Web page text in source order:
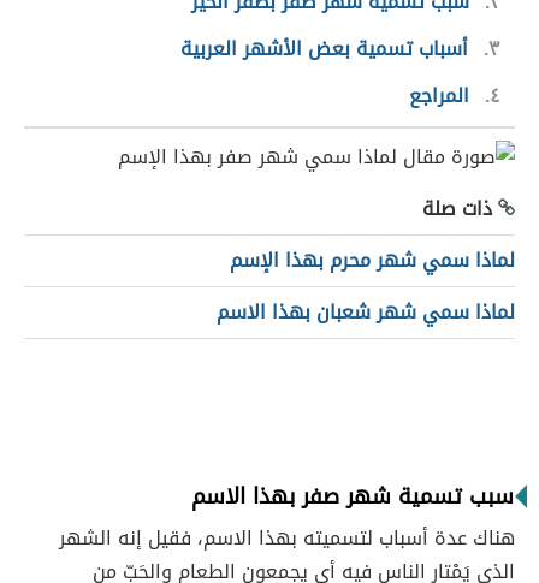
٣ أسباب تسمية بعض الأشهر العربية
٤
المراجع
ذات صلة
لماذا سمي شهر محرم بهذا الإسم
لماذا سمي شهر شعبان بهذا الاسم
سبب تسمية شهر صفر بهذا الاسم
هناك عدة أسباب لتسميته بهذا الاسم، فقيل إنه الشهر
الذي يَمْتار الناس فيه أي يجمعون الطعام والحَبّ من